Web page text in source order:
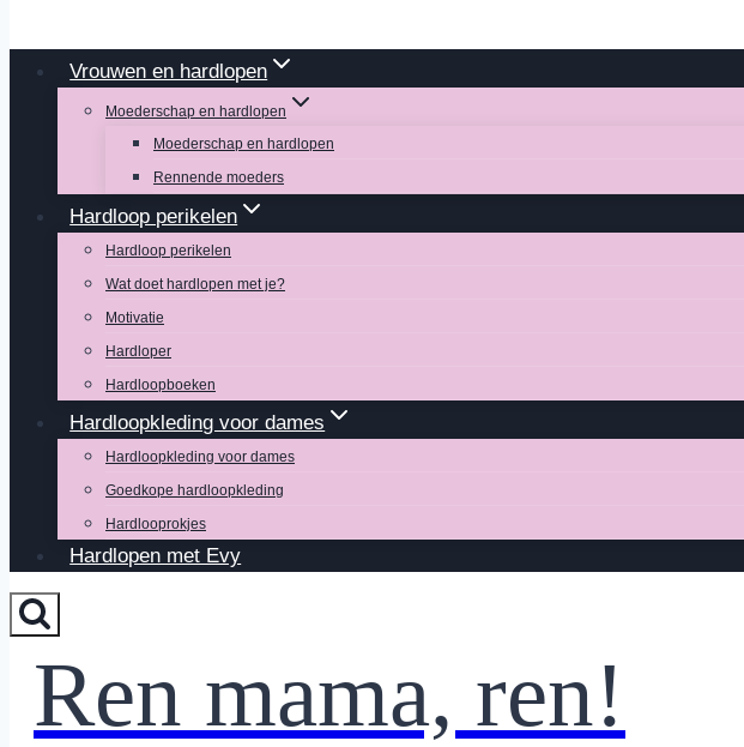
Vrouwen en hardlopen
Moederschap en hardlopen
Moederschap en hardlopen
Rennende moeders
Hardloop perikelen
Hardloop perikelen
Wat doet hardlopen met je?
Motivatie
Hardloper
Hardloopboeken
Hardloopkleding voor dames
Hardloopkleding voor dames
Goedkope hardloopkleding
Hardlooprokjes
Hardlopen met Evy
Ren mama, ren!